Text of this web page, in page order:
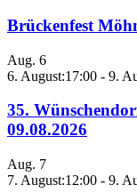
Brückenfest
Aug. 6
6. August:17:00 - 9.
35.
09.08.2026
Aug. 7
7. August:12:00 - 9.